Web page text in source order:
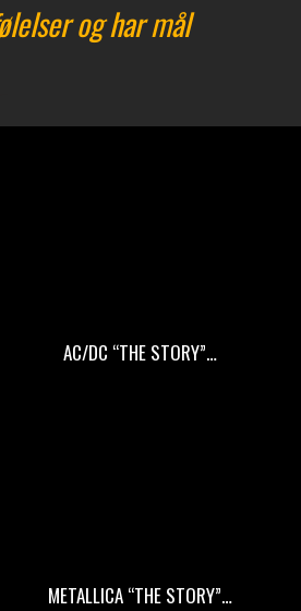
og har mål
AC/DC “THE STORY”…
METALLICA “THE STORY”…